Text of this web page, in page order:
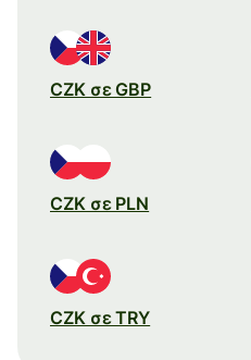
CZK σε GBP
CZK σε PLN
CZK σε TRY